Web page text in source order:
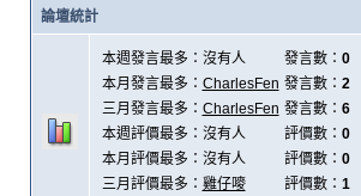
論壇統計
本週發言最多：沒有人 發言數： 0
本月發言最多： CharlesFen 發言數： 2
三月發言最多： CharlesFen 發言數： 6
本週評價最多：沒有人
評價數： 0
本月評價最多：沒有人
評價數： 0
三月評價最多： 雞仔嘜 評價數： 1